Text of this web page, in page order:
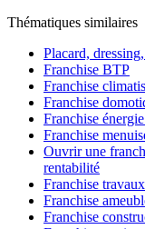
Thématiques similaires
Placard,
Franchise BTP
Franchise
Franchise
Franchise
Franchise
Ouvrir une
rentabilité
Franchise travaux
Franchise
Franchise